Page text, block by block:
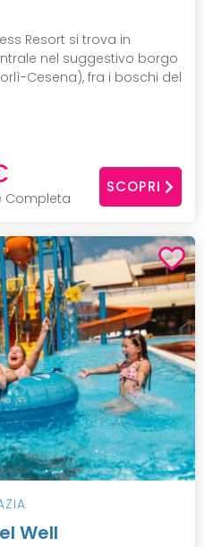
Resort si trova in
nel suggestivo borgo
Cesena), fra i boschi del
Completa
SCOPRI
Well